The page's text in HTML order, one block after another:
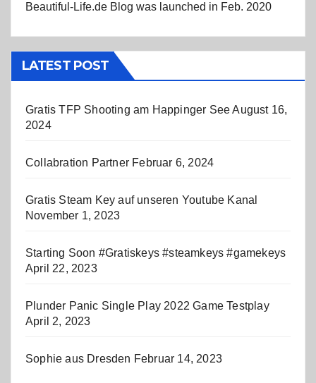
Beautiful-Life.de Blog was launched in Feb. 2020
LATEST POST
Gratis TFP Shooting am Happinger See August 16,
2024
Collabration Partner Februar 6, 2024
Gratis Steam Key auf unseren Youtube Kanal
November 1, 2023
Starting Soon #Gratiskeys #steamkeys #gamekeys
April 22, 2023
Plunder Panic Single Play 2022 Game Testplay
April 2, 2023
Sophie aus Dresden Februar 14, 2023